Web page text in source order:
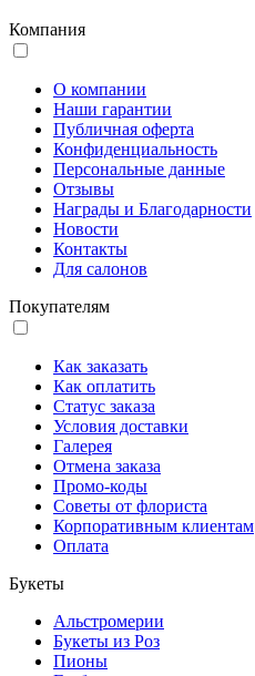
Компания
О компании
Наши гарантии
Публичная оферта
Конфиденциальность
Персональные данные
Отзывы
Награды и Благодарности
Новости
Контакты
Для салонов
Покупателям
Как заказать
Как оплатить
Статус заказа
Условия доставки
Галерея
Отмена заказа
Промо-коды
Советы от флориста
Корпоративным клиентам
Оплата
Букеты
Альстромерии
Букеты из Роз
Пионы